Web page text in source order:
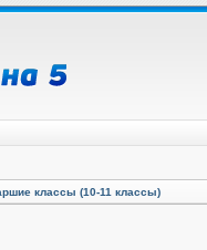
классы (10-11 классы)